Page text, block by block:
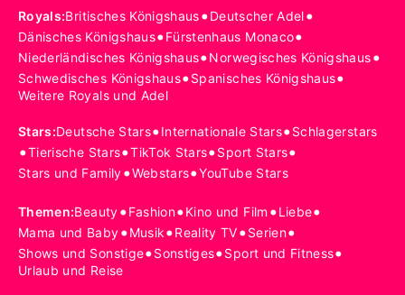
Royals:Britisches Königshaus•Deutscher Adel•
Dänisches Königshaus•Fürstenhaus Monaco•
Niederländisches Königshaus•Norwegisches Königshaus•
Schwedisches Königshaus•Spanisches Königshaus•
Weitere Royals und Adel
Stars:Deutsche Stars•Internationale Stars•Schlagerstars
•Tierische Stars•TikTok Stars•Sport Stars•
Stars und Family•Webstars•YouTube Stars
Themen:Beauty•Fashion•Kino und Film •Liebe•
Mama und Baby•Musik•Reality TV•Serien•
Shows und Sonstige•Sonstiges•Sport und Fitness•
Urlaub und Reise